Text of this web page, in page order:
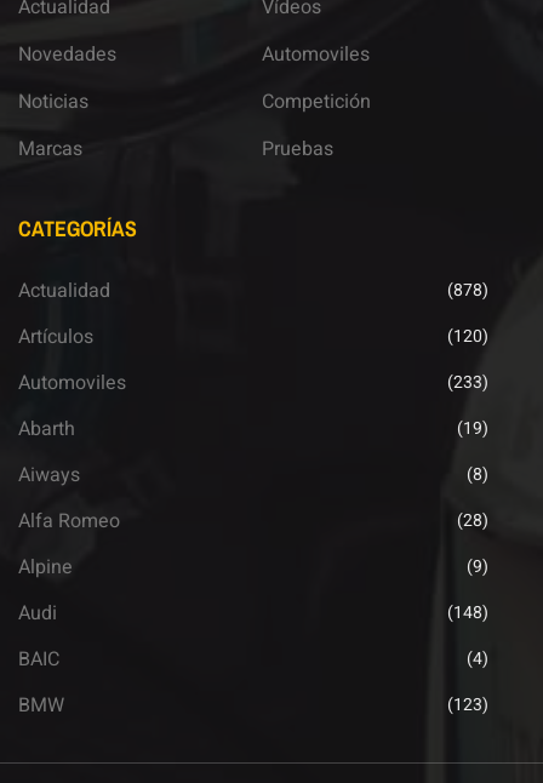
Actualidad
Novedades
Noticias
Marcas
Vídeos
Automoviles
Competición
Pruebas
CATEGORÍAS
Actualidad (878)
Artículos (120)
Automoviles (233)
Abarth (19)
Aiways (8)
Alfa Romeo (28)
Alpine (9)
Audi (148)
BAIC (4)
BMW (123)